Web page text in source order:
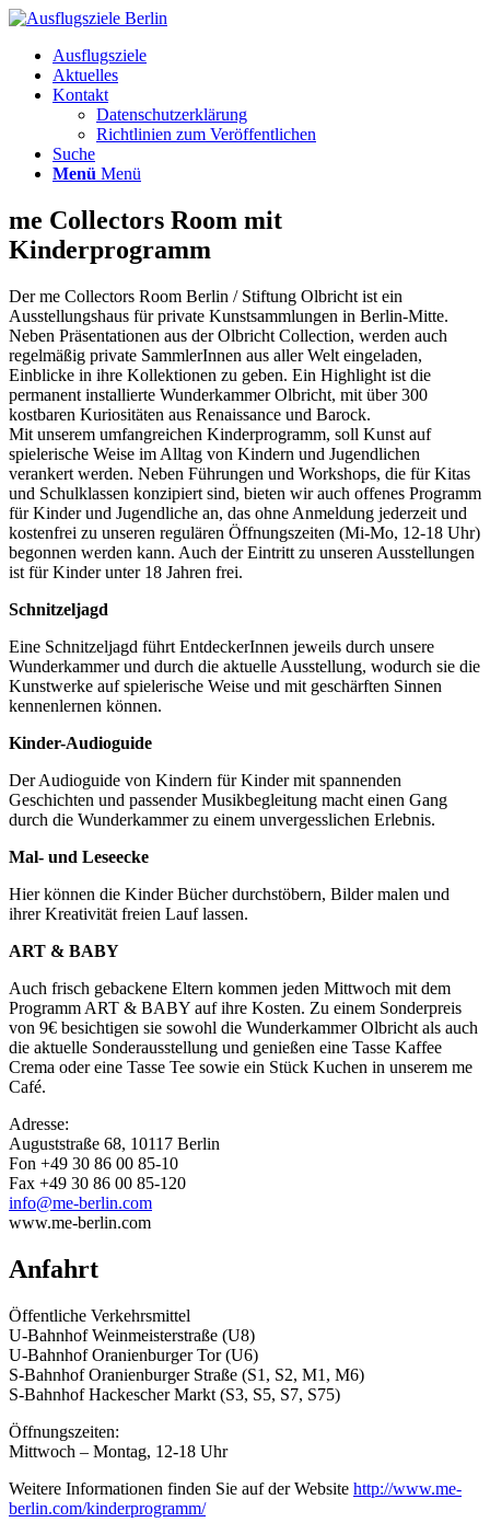
Ausflugsziele
Aktuelles
Kontakt
Datenschutzerklärung
Richtlinien zum Veröffentlichen
Suche
Menü Menü
me Collectors Room mit
Kinderprogramm
Der me Collectors Room Berlin / Stiftung Olbricht ist ein
Ausstellungshaus für private Kunstsammlungen in Berlin-Mitte.
Neben Präsentationen aus der Olbricht Collection, werden auch
regelmäßig private SammlerInnen aus aller Welt eingeladen,
Einblicke in ihre Kollektionen zu geben. Ein Highlight ist die
permanent installierte Wunderkammer Olbricht, mit über 300
kostbaren Kuriositäten aus Renaissance und Barock.
Mit unserem umfangreichen Kinderprogramm, soll Kunst auf
spielerische Weise im Alltag von Kindern und Jugendlichen
verankert werden. Neben Führungen und Workshops, die für Kitas
und Schulklassen konzipiert sind, bieten wir auch offenes Programm
für Kinder und Jugendliche an, das ohne Anmeldung jederzeit und
kostenfrei zu unseren regulären Öffnungszeiten (Mi-Mo, 12-18 Uhr)
begonnen werden kann. Auch der Eintritt zu unseren Ausstellungen
ist für Kinder unter 18 Jahren frei.
Schnitzeljagd
Eine Schnitzeljagd führt EntdeckerInnen jeweils durch unsere
Wunderkammer und durch die aktuelle Ausstellung, wodurch sie die
Kunstwerke auf spielerische Weise und mit geschärften Sinnen
kennenlernen können.
Kinder-Audioguide
Der Audioguide von Kindern für Kinder mit spannenden
Geschichten und passender Musikbegleitung macht einen Gang
durch die Wunderkammer zu einem unvergesslichen Erlebnis.
Mal- und Leseecke
Hier können die Kinder Bücher durchstöbern, Bilder malen und
ihrer Kreativität freien Lauf lassen.
ART & BABY
Auch frisch gebackene Eltern kommen jeden Mittwoch mit dem
Programm ART & BABY auf ihre Kosten. Zu einem Sonderpreis
von 9€ besichtigen sie sowohl die Wunderkammer Olbricht als auch
die aktuelle Sonderausstellung und genießen eine Tasse Kaffee
Crema oder eine Tasse Tee sowie ein Stück Kuchen in unserem me
Café.
Adresse:
Auguststraße 68, 10117 Berlin
Fon +49 30 86 00 85-10
Fax +49 30 86 00 85-120
info@me-berlin.com
www.me-berlin.com
Anfahrt
Öffentliche Verkehrsmittel
U-Bahnhof Weinmeisterstraße (U8)
U-Bahnhof Oranienburger Tor (U6)
S-Bahnhof Oranienburger Straße (S1, S2, M1, M6)
S-Bahnhof Hackescher Markt (S3, S5, S7, S75)
Öffnungszeiten:
Mittwoch – Montag, 12-18 Uhr
Weitere Informationen finden Sie auf der Website http://www.me-
berlin.com/kinderprogramm/